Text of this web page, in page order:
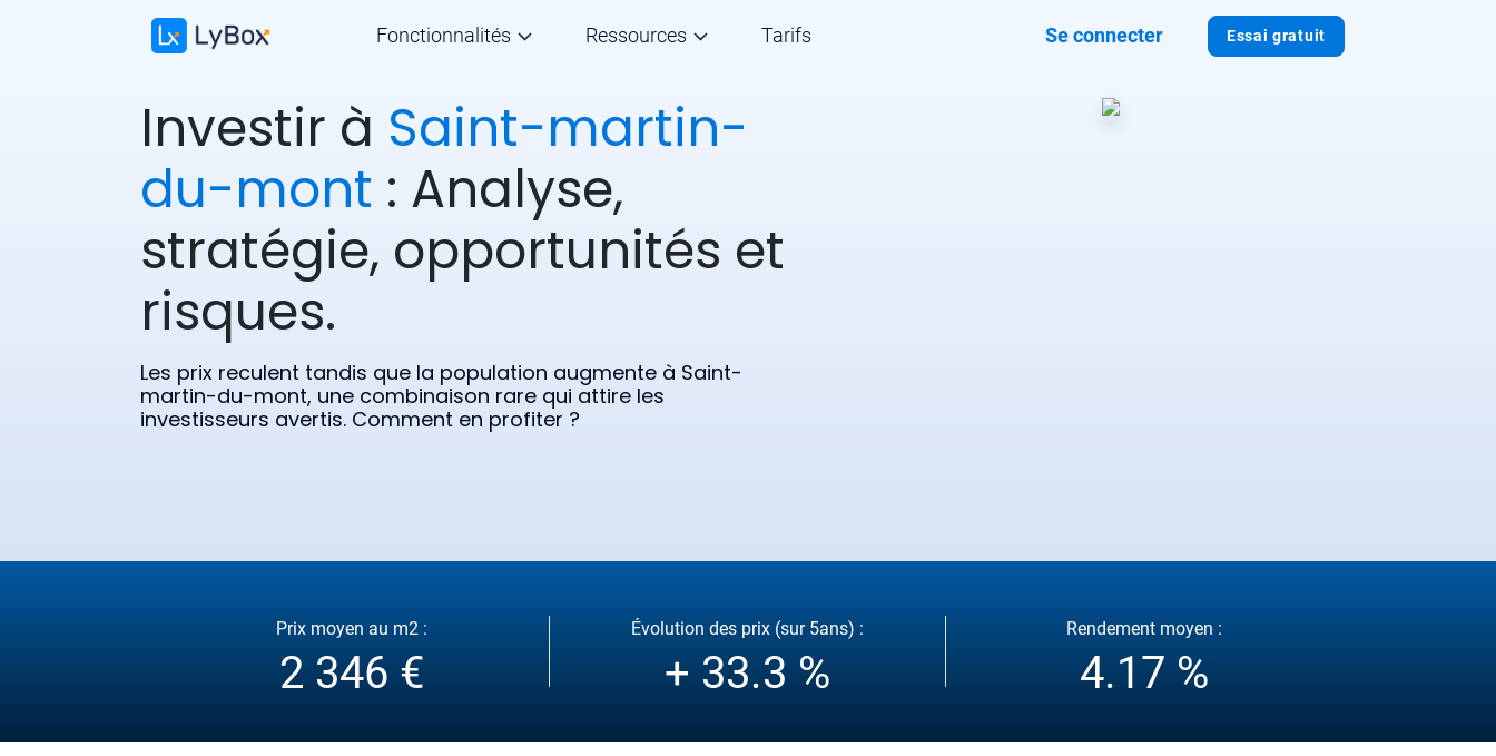
Essai gratuit
Fonctionnalités Ressources Tarifs Se connecter
Investir à Saint-martin-
du-mont : Analyse,
stratégie, opportunités et
risques.
Les prix reculent tandis que la population augmente à Saint-
martin-du-mont, une combinaison rare qui attire les
investisseurs avertis. Comment en profiter ?
Prix moyen au m2 :
2 346 €
Évolution des prix (sur 5ans) :
+ 33.3 %
Rendement moyen :
4.17 %